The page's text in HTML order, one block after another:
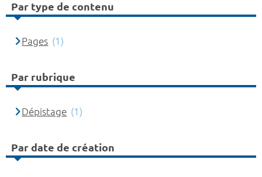
Par type de contenu
Pages (1)
Par rubrique
Dépistage (1)
Par date de création